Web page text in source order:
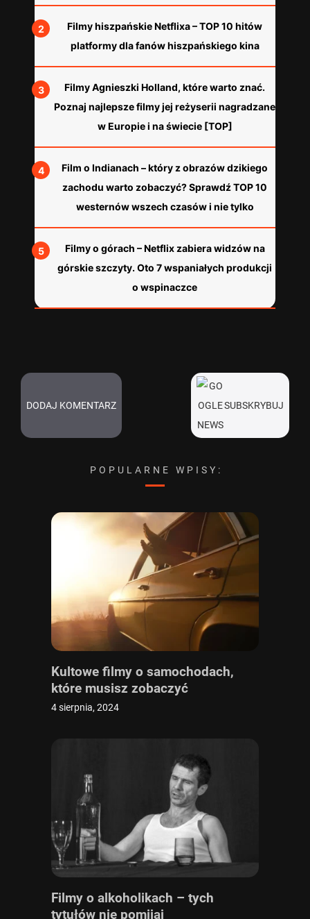
Filmy hiszpańskie Netflixa – TOP 10 hitów
platformy dla fanów hiszpańskiego kina
Filmy Agnieszki Holland, które warto znać.
Poznaj najlepsze filmy jej reżyserii nagradzane
w Europie i na świecie [TOP]
Film o Indianach – który z obrazów dzikiego
zachodu warto zobaczyć? Sprawdź TOP 10
westernów wszech czasów i nie tylko
Filmy o górach – Netflix zabiera widzów na
górskie szczyty. Oto 7 wspaniałych produkcji
o wspinaczce
DODAJ KOMENTARZ SUBSKRYBUJ
POPULARNE WPISY:
Kultowe filmy o samochodach,
które musisz zobaczyć
4 sierpnia, 2024
Filmy o alkoholikach – tych
tytułów nie pomijaj